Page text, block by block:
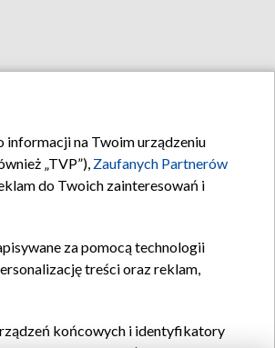
informacji na Twoim urządzeniu
„TVP”), Zaufanych Partnerów
do Twoich zainteresowań i
za pomocą technologii
treści oraz reklam,
końcowych i identyfikatory